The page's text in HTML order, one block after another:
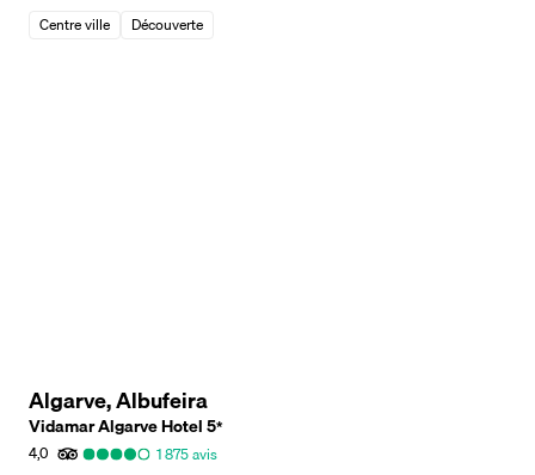
Centre ville
Découverte
Algarve, Albufeira
Vidamar Algarve Hotel5*
4,0
1 875avis